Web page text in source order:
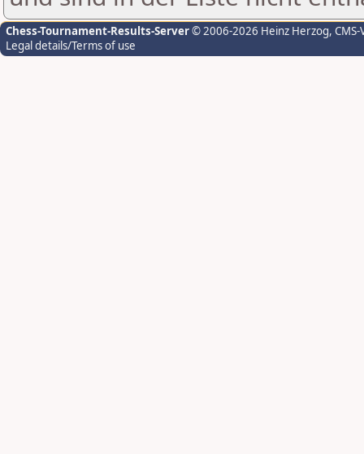
Chess-Tournament-Results-Server© 2006-2026 Heinz Herzog,
Legal details/Terms of use